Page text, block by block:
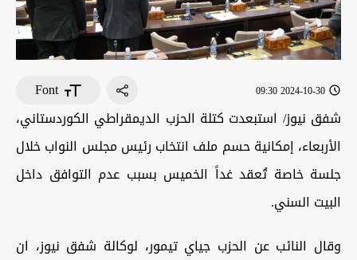
2024-10-30 09:30
Font
شفق نيوز/ استبعدت كتلة الحزب الديمقراطي الكوردستاني،
الأربعاء، إمكانية حسم ملف انتخاب رئيس مجلس النواب خلال
جلسة خاصة تُعقد غداً الخميس بسبب عدم التوافق داخل
البيت السني.
وقال النائب عن الحزب جياي تيمور، لوكالة شفق نيوز، ان